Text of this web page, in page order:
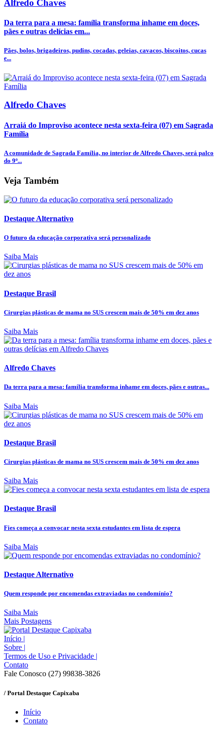
Alfredo Chaves
Da terra para a mesa: família transforma inhame em doces,
pães e outras delícias em...
Pães, bolos, brigadeiros, pudins, cocadas, geleias, cavacos, biscoitos, cucas
e...
Alfredo Chaves
Arraiá do Improviso acontece nesta sexta-feira (07) em Sagrada
Família
A comunidade de Sagrada Família, no interior de Alfredo Chaves, será palco
do 9º...
Veja Também
Destaque Alternativo
O futuro da educação corporativa será personalizado
Saiba Mais
Destaque Brasil
Cirurgias plásticas de mama no SUS crescem mais de 50% em dez anos
Saiba Mais
Alfredo Chaves
Da terra para a mesa: família transforma inhame em doces, pães e outras...
Saiba Mais
Destaque Brasil
Cirurgias plásticas de mama no SUS crescem mais de 50% em dez anos
Saiba Mais
Destaque Brasil
Fies começa a convocar nesta sexta estudantes em lista de espera
Saiba Mais
Destaque Alternativo
Quem responde por encomendas extraviadas no condomínio?
Saiba Mais
Mais Postagens
Início |
Sobre |
Termos de Uso e Privacidade |
Contato
Fale Conosco (27) 99838-3826
/ Portal Destaque Capixaba
Início
Contato